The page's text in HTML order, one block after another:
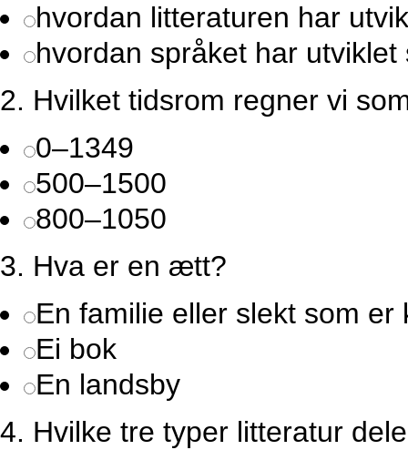
hvordan litteraturen har
hvordan språket har
2. Hvilket tidsrom regner vi
0–1349
500–1500
800–1050
3. Hva er en ætt?
En familie eller slekt som er
Ei bok
En landsby
4. Hvilke tre typer litteratur